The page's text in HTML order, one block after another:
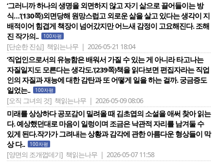
‘그러니까 하나의 생명을 외면하지 않고 자기 삶으로 끌어들이는 방
식…‘(130쪽)외면당해 원망스럽고 외로운 삶을 살고 있다는 생각이 지
배적이어 힘겹게 책장이 넘어갔지만 어느새 감정이 고요해진다. 조해
진 작가의..
100자평
[단순한 진심] 책읽는나무 | 2026-05-21 18:04
‘직업인으로서의 유능함은 배워서 가질 수 있는 게 아니라 타고나는
자질일지도 모른다는 생각도.‘(239쪽)책을 읽다보면 편집자라는 직업
인의 자질과 재능에 대한 감탄과 또 어떻게 일을 하는 걸까. 궁금증도
일었는..
100자평
[오직 그녀의 것] 책읽는나무 | 2026-05-09 08:06
미래를 상상하다 공포감이 밀려올 때 김초엽의 소설을 애써 찾아 읽는
다. 예상했던대로 마음이 일렁이며 조금은 낙관적 자리를 남겨둘 수
있게 된다.작가가 그려내는 상황과 감각에 관한 아름다운 형상들이 막
상 다..
100자평
[양면의 조개껍데기] 책읽는나무 | 2026-05-07 11:58